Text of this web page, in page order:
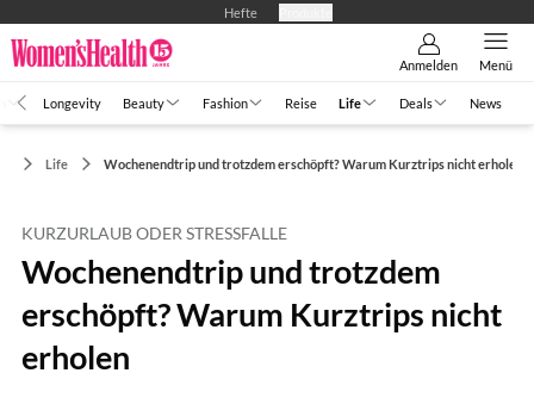
Hefte
Anmelden Menü
Longevity Beauty Fashion Reise Life Deals News
Life Wochenendtrip und trotzdem erschöpft? Warum Kurztrips nicht erholen
KURZURLAUB ODER STRESSFALLE
Wochenendtrip und trotzdem
erschöpft? Warum Kurztrips nicht
erholen